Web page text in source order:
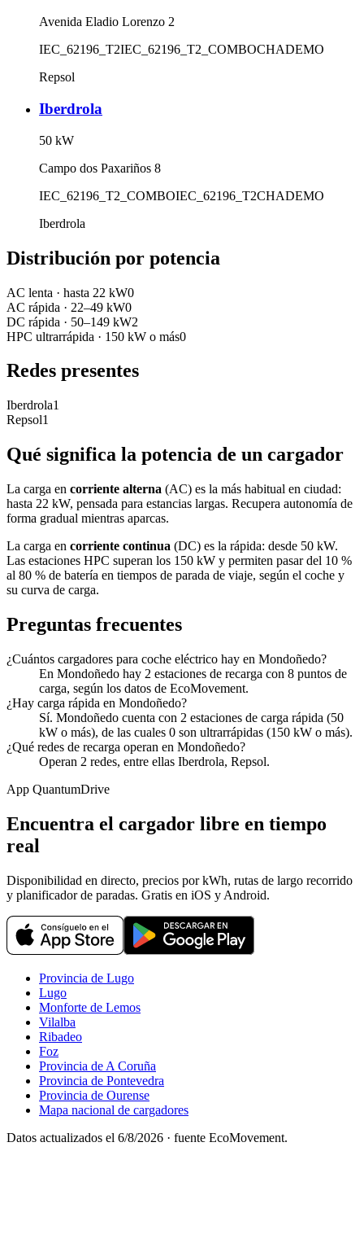
Avenida Eladio Lorenzo 2
IEC_62196_T2IEC_62196_T2_COMBOCHADEMO
Repsol
Iberdrola
50 kW
Campo dos Paxariños 8
IEC_62196_T2_COMBOIEC_62196_T2CHADEMO
Iberdrola
Distribución por potencia
AC lenta · hasta 22 kW0
AC rápida · 22–49 kW0
DC rápida · 50–149 kW2
HPC ultrarrápida · 150 kW o más0
Redes presentes
Iberdrola1
Repsol1
Qué significa la potencia de un cargador
La carga en corriente alterna (AC) es la más habitual en ciudad:
hasta 22 kW, pensada para estancias largas. Recupera autonomía de
forma gradual mientras aparcas.
La carga en corriente continua (DC) es la rápida: desde 50 kW.
Las estaciones HPC superan los 150 kW y permiten pasar del 10 %
al 80 % de batería en tiempos de parada de viaje, según el coche y
su curva de carga.
Preguntas frecuentes
¿Cuántos cargadores para coche eléctrico hay en Mondoñedo?
En Mondoñedo hay 2 estaciones de recarga con 8 puntos de
carga, según los datos de EcoMovement.
¿Hay carga rápida en Mondoñedo?
Sí. Mondoñedo cuenta con 2 estaciones de carga rápida (50
kW o más), de las cuales 0 son ultrarrápidas (150 kW o más).
¿Qué redes de recarga operan en Mondoñedo?
Operan 2 redes, entre ellas Iberdrola, Repsol.
App QuantumDrive
Encuentra el cargador libre en tiempo
real
Disponibilidad en directo, precios por kWh, rutas de largo recorrido
y planificador de paradas. Gratis en iOS y Android.
Provincia de Lugo
Lugo
Monforte de Lemos
Vilalba
Ribadeo
Foz
Provincia de A Coruña
Provincia de Pontevedra
Provincia de Ourense
Mapa nacional de cargadores
Datos actualizados el 6/8/2026 · fuente EcoMovement.